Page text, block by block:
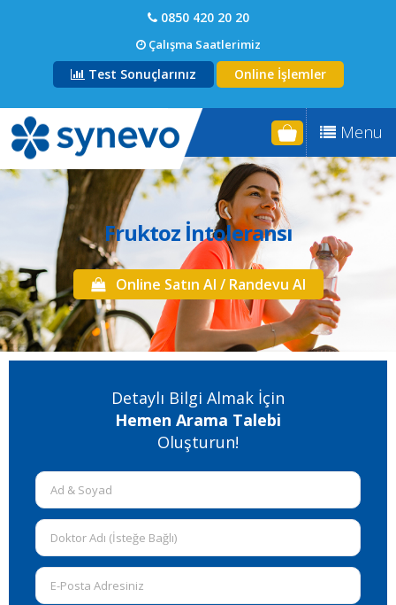
0850 420 20 20
Çalışma Saatlerimiz
Test Sonuçlarınız Online İşlemler
Menu
Fruktoz İntoleransı
Online Satın Al / Randevu Al
Detaylı Bilgi Almak İçin
Hemen Arama Talebi
Oluşturun!